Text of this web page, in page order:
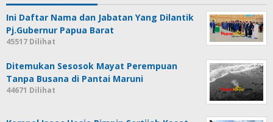
Ini Daftar Nama dan Jabatan Yang Dilantik
Pj.Gubernur Papua Barat
45517 Dilihat
Ditemukan Sesosok Mayat Perempuan
Tanpa Busana di Pantai Maruni
44671 Dilihat